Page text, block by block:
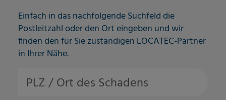
Einfach in das nachfolgende Suchfeld die
Postleitzahl oder den Ort eingeben und wir
finden den für Sie zuständigen LOCATEC-Partner
in Ihrer Nähe.
PLZ / Ort des Schadens